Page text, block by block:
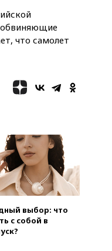
Лукашенко
режима с
в
утраченную
при
в Россию
Бессент
скорое
о прекращении
Три человека
ранения
в Чехии
обвиняющие
что самолет
выбор: что
с собой в